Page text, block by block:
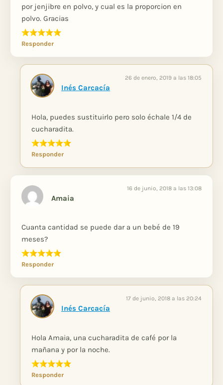
por jenjibre en polvo, y cual es la proporcion en
polvo. Gracias
Responder
Inés Carcacía
26 de enero, 2019 a las 18:05
Hola, puedes sustituirlo pero solo échale 1/4 de
cucharadita.
Responder
Amaia
16 de junio, 2018 a las 13:08
Cuanta cantidad se puede dar a un bebé de 19
meses?
Responder
Inés Carcacía
17 de junio, 2018 a las 20:24
Hola Amaia, una cucharadita de café por la
mañana y por la noche.
Responder